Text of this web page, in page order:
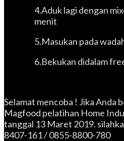
4.Aduk lagi dengan
menit
5.Masukan pada
6.Bekukan didalam
Selamat mencoba ! Jika Anda
Magfood pelatihan Home
tanggal 13 Maret 2019.
8407-161 / 0855-8800-780